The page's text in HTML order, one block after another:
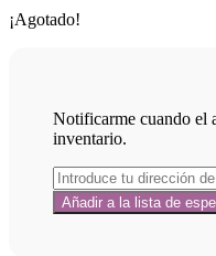
¡Agotado!
Notificarme cuando el
inventario.